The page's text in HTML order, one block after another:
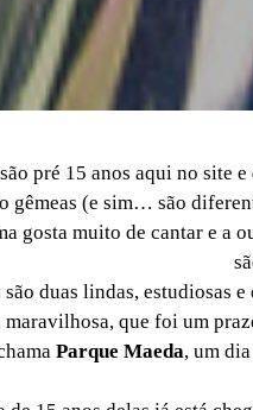
pré 15 anos aqui no site
gêmeas (e sim… são
gosta muito de cantar e a
são duas lindas, estudiosas
que foi um
Parque Maeda, um